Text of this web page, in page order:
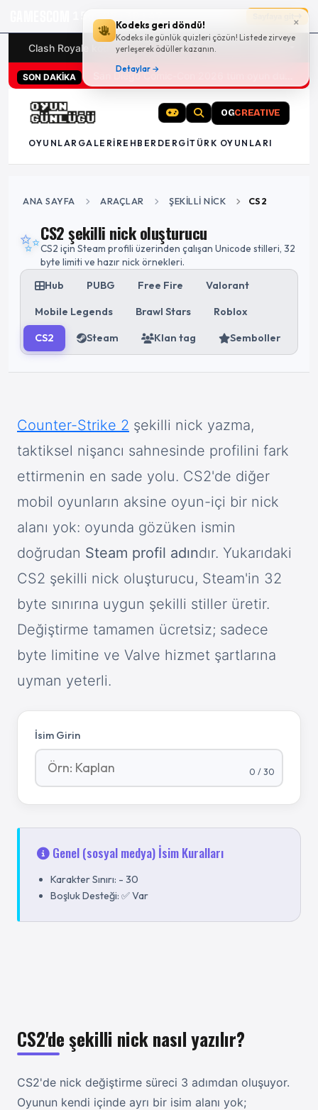
×
Kodeks geri döndü!
Kodeks ile günlük quizleri çözün! Listede zirveye
yerleşerek ödüller kazanın.
Detaylar →
15g 22:30:47
Clash Royale kodları Türk oyunları (PC ve konsollar) -
SON DAKİKA
OGCREATIVE
OYUNLAR GALERI REHBER DERGITÜRK OYUNLARI
ANA SAYFA ARAÇLAR ŞEKILLI NICK CS2
✨CS2 şekilli nick oluşturucu
CS2 için Steam profili üzerinden çalışan Unicode stilleri, 32
byte limiti ve hazır nick örnekleri.
Hub
PUBG Free Fire Valorant
Mobile Legends Brawl Stars Roblox
CS2 Steam Klan tag Semboller
Counter-Strike 2 şekilli nick yazma,
taktiksel nişancı sahnesinde profilini fark
ettirmenin en sade yolu. CS2'de diğer
mobil oyunların aksine oyun-içi bir nick
alanı yok: oyunda gözüken ismin
doğrudan Steam profil adındır. Yukarıdaki
CS2 şekilli nick oluşturucu, Steam'in 32
byte sınırına uygun şekilli stiller üretir.
Değiştirme tamamen ücretsiz; sadece
byte limitine ve Valve hizmet şartlarına
uyman yeterli.
İsim Girin
0 / 30
Genel (sosyal medya)İsim Kuralları
Karakter Sınırı: -30
Boşluk Desteği:✅ Var
CS2'de şekilli nick nasıl yazılır?
CS2'de nick değiştirme süreci 3 adımdan oluşuyor.
Oyunun kendi içinde ayrı bir isim alanı yok;